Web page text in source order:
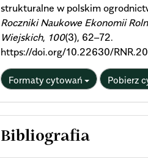
strukturalne w polskim
Roczniki Naukowe Ekonomii
Wiejskich, 100(3), 62–72.
https://doi.org/10.22630/
Formaty cytowań Pobierz
Bibliografia